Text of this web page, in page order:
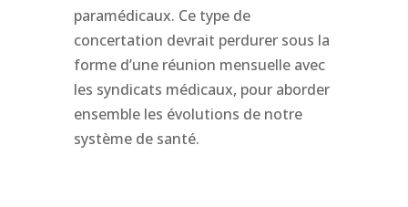
paramédicaux. Ce type de
concertation devrait perdurer sous la
forme d’une réunion mensuelle avec
les syndicats médicaux, pour aborder
ensemble les évolutions de notre
système de santé.